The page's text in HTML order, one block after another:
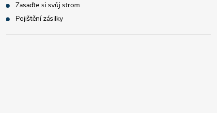
Zasaďte si svůj strom
Pojištění zásilky